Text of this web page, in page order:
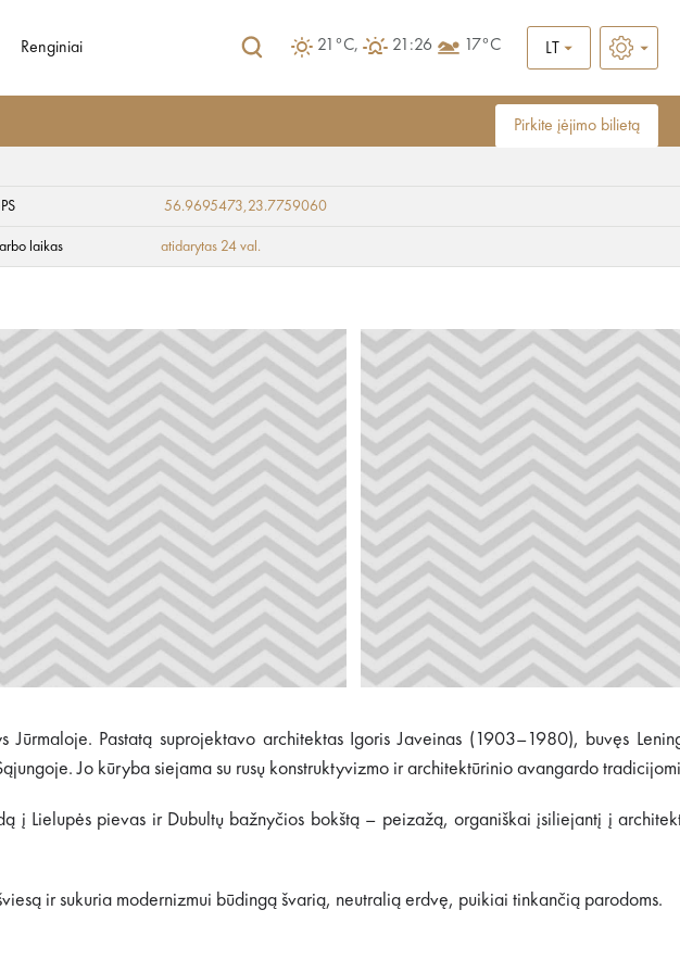
Renginiai 21°C, 21:26 17°C LT
Pirkite įėjimo bilietą
56.9695473,23.7759060
laikas atidarytas 24 val.
Pastatą suprojektavo architektas Igoris Javeinas (1903–1980), buvęs
Jo kūryba siejama su rusų konstruktyvizmo ir architektūrinio avangardo
į Lielupės pievas ir Dubultų bažnyčios bokštą – peizažą, organiškai įsiliejantį į
ir sukuria modernizmui būdingą švarią, neutralią erdvę, puikiai tinkančią parodoms.